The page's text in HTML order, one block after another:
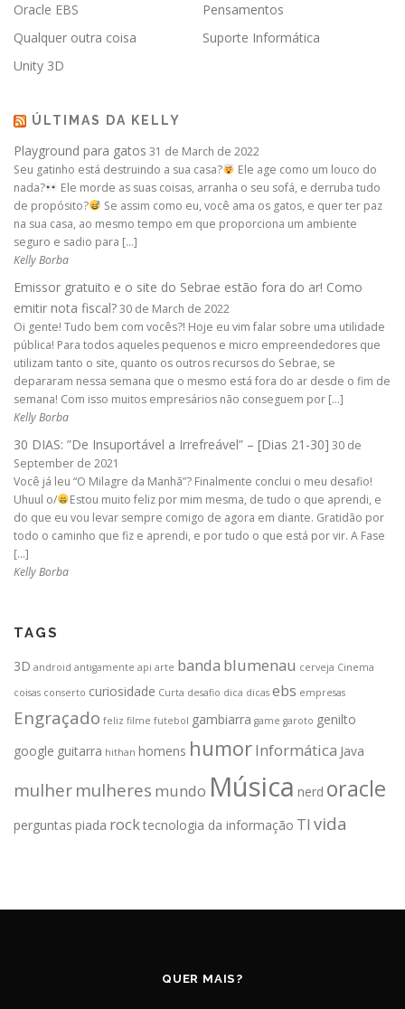
Oracle EBS
Pensamentos
Qualquer outra coisa
Suporte Informática
Unity 3D
ÚLTIMAS DA KELLY
Playground para gatos 31 de March de 2022
Seu gatinho está destruindo a sua casa?
Ele age como um louco do
nada?
Ele morde as suas coisas, arranha o seu sofá, e derruba tudo
de propósito?
Se assim como eu, você ama os gatos, e quer ter paz
na sua casa, ao mesmo tempo em que proporciona um ambiente
seguro e sadio para […]
Kelly Borba
Emissor gratuito e o site do Sebrae estão fora do ar! Como
emitir nota fiscal?30 de March de 2022
Oi gente! Tudo bem com vocês?! Hoje eu vim falar sobre uma utilidade
pública! Para todos aqueles pequenos e micro empreendedores que
utilizam tanto o site, quanto os outros recursos do Sebrae, se
depararam nessa semana que o mesmo está fora do ar desde o fim de
semana! Com isso muitos empresários não conseguem por […]
Kelly Borba
30 DIAS: ”De Insuportável a Irrefreável” – [Dias 21-30] 30 de
September de 2021
Você já leu “O Milagre da Manhã”? Finalmente conclui o meu desafio!
Uhuul o/
Estou muito feliz por mim mesma, de tudo o que aprendi, e
do que eu vou levar sempre comigo de agora em diante. Gratidão por
todo o caminho que fiz e aprendi, e por tudo o que está por vir. A Fase
[…]
Kelly Borba
TAGS
3D android antigamente api arte banda blumenau cerveja Cinema
coisas conserto curiosidade Curta desafio dica dicas ebs empresas
Engraçado feliz filme futebol gambiarra game garoto genilto
google guitarra hithan homens humorInformática Java
mulher mulheres mundo Música nerd oracle
perguntas piada rocktecnologia da informação TI vida
QUER MAIS?